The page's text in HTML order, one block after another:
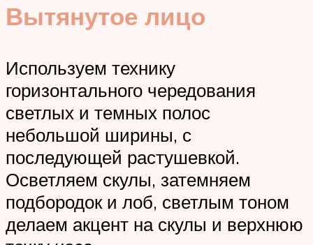
Вытянутое лицо
Используем технику
горизонтального чередования
светлых и темных полос
небольшой ширины, с
последующей растушевкой.
Осветляем скулы, затемняем
подбородок и лоб, светлым тоном
делаем акцент на скулы и верхнюю